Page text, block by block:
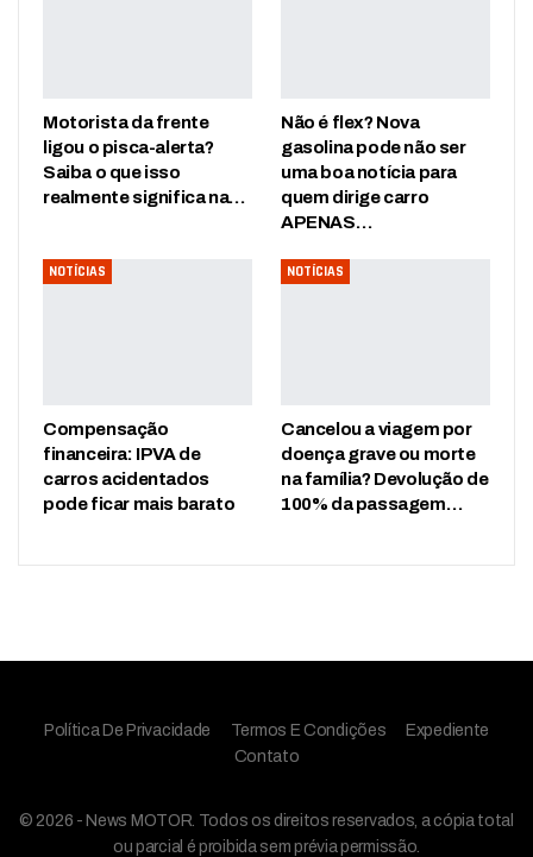
Motorista da frente
ligou o pisca-alerta?
Saiba o que isso
realmente significa na…
Não é flex? Nova
gasolina pode não ser
uma boa notícia para
quem dirige carro
APENAS…
NOTÍCIAS
Compensação
financeira: IPVA de
carros acidentados
pode ficar mais barato
NOTÍCIAS
Cancelou a viagem por
doença grave ou morte
na família? Devolução de
100% da passagem…
Política De Privacidade Termos E Condições
Expediente
Contato
© 2026 - News MOTOR. Todos os direitos reservados, a cópia total
ou parcial é proibida sem prévia permissão.